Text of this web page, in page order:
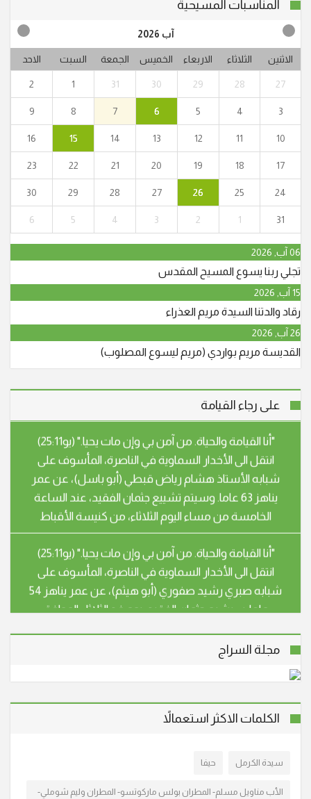
المناسبات المسيحية
آب 2026
الاثنين الثلاثاء الاربعاء الخميس الجمعة السبت الاحد
27
28
29
30
31
1
2
3
4
5
6
7
8
9
10
11
12
13
14
15
16
17
18
19
20
21
22
23
24
25
26
27
28
29
30
31
1
2
3
4
5
6
06 آب, 2026
تجلي ربنا يسوع المسيح المقدس
15 آب, 2026
رقاد والدتنا السيدة مريم العذراء
26 آب, 2026
القديسة مريم بواردي (مريم ليسوع المصلوب)
على رجاء القيامة
"أنا القيامة والحياة. من آمن بي وإن مات يحيا." (يو25:11)
شبابه عوني حنا نجار (أبو جريس) عن عمر ناهز الـ 64 عاما.
الظهر، اليوم الجمعة 29/5/2026 من قاعة
انتقل إلى الأخدار السماوية في يافة الناصرة، المأسوف على
وسيشيع جثمانه الطاهر في الساعة الرابعة والنصف بعد
الظهر، اليوم الجمعة 29/5/2026 من قاعة
انتقل الى الأخدار السماوية في الناصرة، المأسوف على
شبابه الأستاذ هشام رياض قبطي (أبو باسل)، عن عمر
يناهز 63 عاما. وسيتم تشييع جثمان الفقيد، عند الساعة
الخامسة من مساء اليوم الثلاثاء، من كنيسة الأقباط
"أنا القيامة والحياة. من آمن بي وإن مات يحيا." (يو25:11)
انتقل الى الأخدار السماوية في الناصرة، المأسوف على
شبابه صبري رشيد صفوري (أبو هيثم)، عن عمر يناهز 54
عاما. سيشيع جثمان الفقيد، يوم غد الثلاثاء الموافق
28.4.26 الساعة الثالثة بعد الظهر، من قاعة بندكتو
ناهز الـ 59 عاما، وسيتم تشييع جثمانها إلى مثواه الأخير اليوم
الأحد 15/3/2026 الساعة الرابعة بعد الظ
انتقل الى الأخدار السماوية في الناصرة، المأسوف على
الساعة الثالثة ب. ظ من كنيسة سيدة البشارة المارونية
في الناصرة ومن ثم الى مثواه الأخير. تقبل ال
مجلة السراج
الكلمات الاكثر استعمالاً
سيدة الكرمل حيفا
الأب مناويل مسلم- المطران بولس ماركوتسو- المطران وليم شوملي-